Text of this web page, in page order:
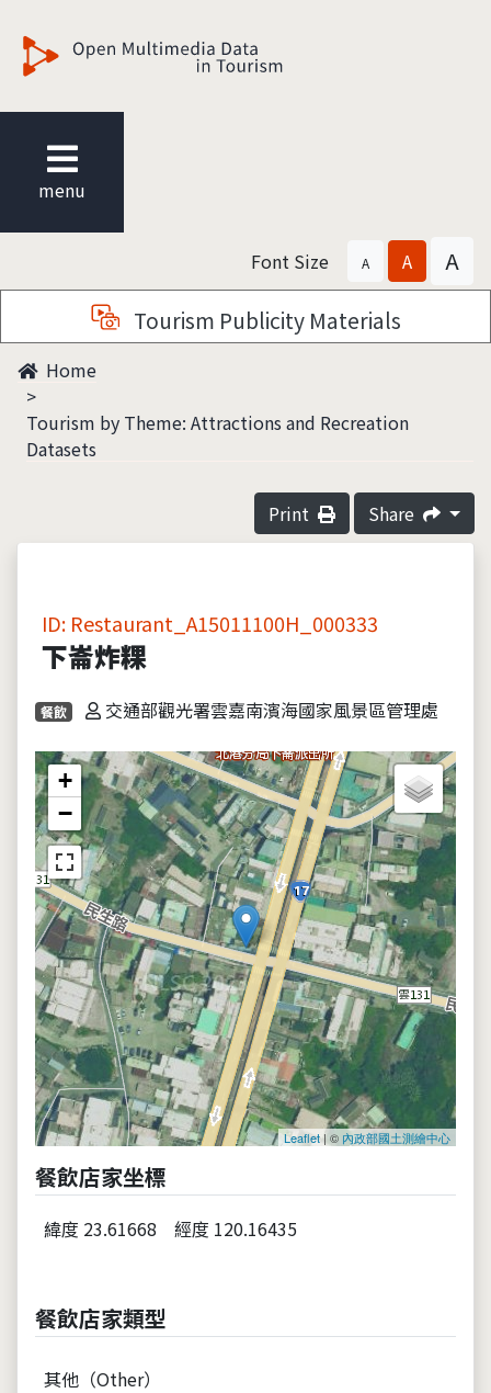
menu
Font Size A A A
Tourism Publicity Materials
Home
Tourism by Theme: Attractions and Recreation
Datasets
Print Share
ID: Restaurant_A15011100H_000333
下崙炸粿
餐飲 交通部觀光署雲嘉南濱海國家風景區管理處
+
−
Leaflet| © 內政部國土測繪中心
餐飲店家坐標
緯度 23.61668 經度 120.16435
餐飲店家類型
其他（Other）